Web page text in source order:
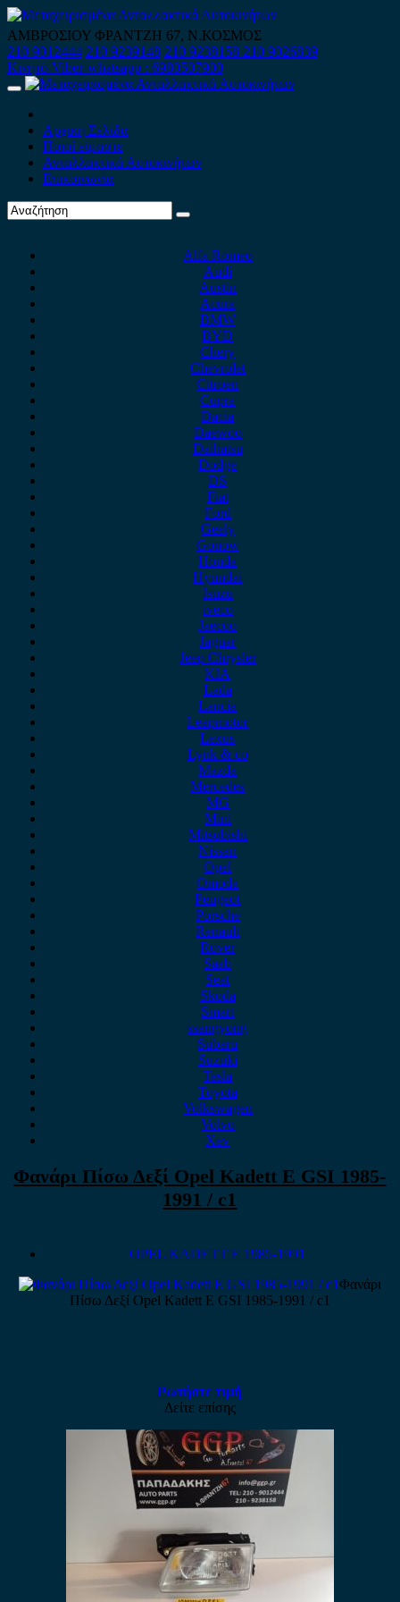
Skip
to
content
ΑΜΒΡΟΣΙΟΥ ΦΡΑΝΤΖΗ 67, Ν.ΚΟΣΜΟΣ
210 9012444 210 9239148 210 9238158 210 9026839
Κινητό-Viber-whatsapp : 6980507900
Primary
Αρχική Σελίδα
Ποιοί είμαστε
Ανταλλακτικά Αυτοκινήτων
Επικοινωνία
Alfa Romeo
Audi
Austin
Acura
BMW
BYD
Chery
Chevrolet
Citroen
Cupra
Dacia
Daewoo
Daihatsu
Dodge
DS
Fiat
Ford
Geely
Gonow
Honda
Hyundai
Isuzu
iveco
Jaecoo
Jaguar
Jeep Chrysler
KIA
Lada
Lancia
Leapmotor
Lexus
Lynk & co
Mazda
Mercedes
MG
Mini
Mitsubishi
Nissan
Opel
Omoda
Peugeot
Porsche
Renault
Rover
Saab
Seat
Skoda
Smart
ssangyong
Subaru
Suzuki
Tesla
Toyota
Volkswagen
Volvo
Xev
Φανάρι Πίσω Δεξί Opel Kadett E GSI 1985-
1991 / c1
OPEL KADETT E 1985-1991
Φανάρι
Πίσω Δεξί Opel Kadett E GSI 1985-1991 / c1
Ρωτήστε τιμή
Δείτε επίσης